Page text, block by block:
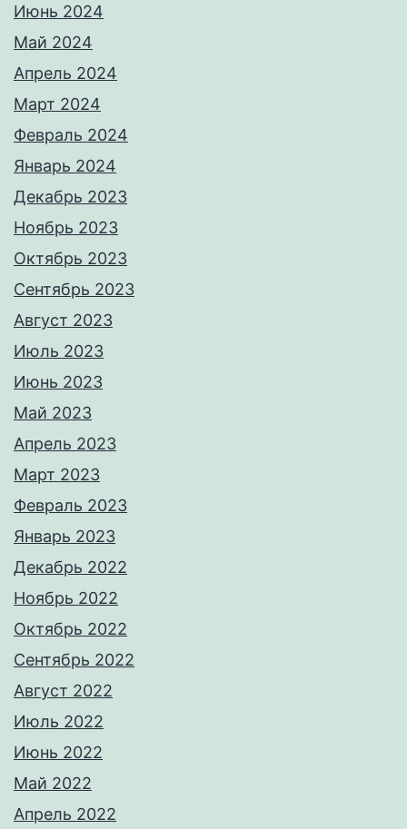
Июнь 2024
Май 2024
Апрель 2024
Март 2024
Февраль 2024
Январь 2024
Декабрь 2023
Ноябрь 2023
Октябрь 2023
Сентябрь 2023
Август 2023
Июль 2023
Июнь 2023
Май 2023
Апрель 2023
Март 2023
Февраль 2023
Январь 2023
Декабрь 2022
Ноябрь 2022
Октябрь 2022
Сентябрь 2022
Август 2022
Июль 2022
Июнь 2022
Май 2022
Апрель 2022